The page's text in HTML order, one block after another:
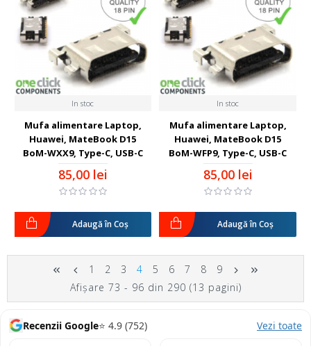
In stoc
Mufa alimentare Laptop,
Huawei, MateBook D15
BoM-WXX9, Type-C, USB-C
85,00 lei
Adaugă în Coş
In stoc
Mufa alimentare Laptop,
Huawei, MateBook D15
BoM-WFP9, Type-C, USB-C
85,00 lei
Adaugă în Coş
1 2 3 4 5 6 7 8
9
Afişare 73 - 96 din 290 (13 pagini)
Recenzii Google⭐ 4.9 (752) Vezi toate